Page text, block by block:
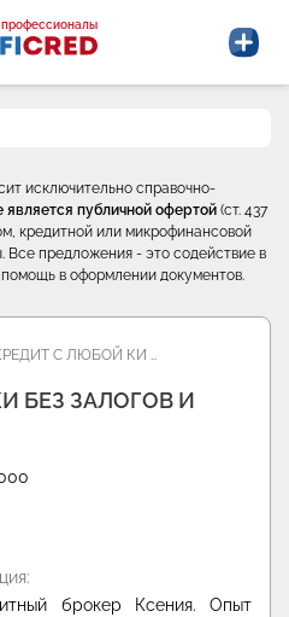
профессионалы
профессионалы
исключительно справочно-
является публичной офертой (ст. 437
кредитной или микрофинансовой
Все предложения - это содействие в
в оформлении документов.
С ЛЮБОЙ КИ …
БЕЗ ЗАЛОГОВ И
брокер Ксения. Опыт